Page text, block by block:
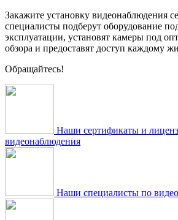
Закажите установку видеонаблюдения
специалисты подберут оборудование
эксплуатации, установят камеры под
обзора и предоставят доступ каждому
Обращайтесь!
Наши сертификаты и
видеонаблюдения
Наши специалисты по